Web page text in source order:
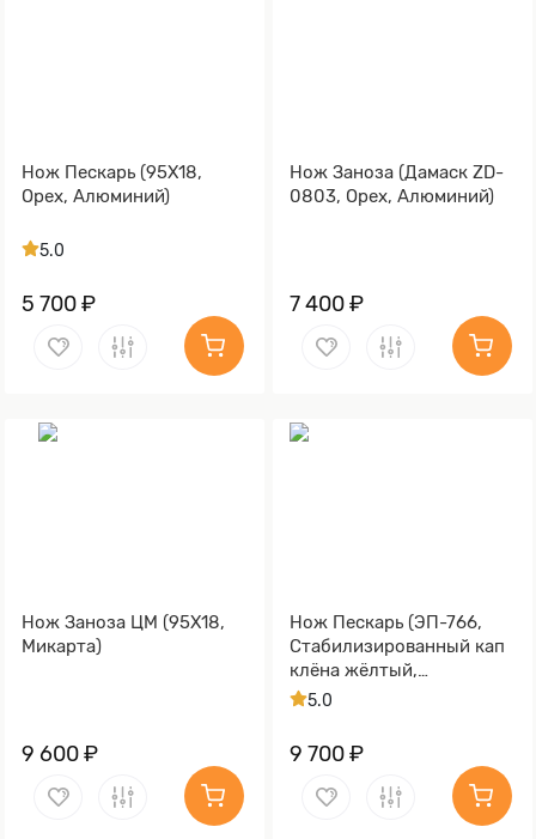
Нож Пескарь (95Х18,
Орех, Алюминий)
5.0
5 700 ₽
Нож Заноза (Дамаск ZD-
0803, Орех, Алюминий)
7 400 ₽
Нож Заноза ЦМ (95Х18,
Микарта)
9 600 ₽
Нож Пескарь (ЭП-766,
Стабилизированный кап
клёна жёлтый,
Алюминий)
5.0
9 700 ₽